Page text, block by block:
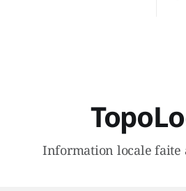
Information locale faite